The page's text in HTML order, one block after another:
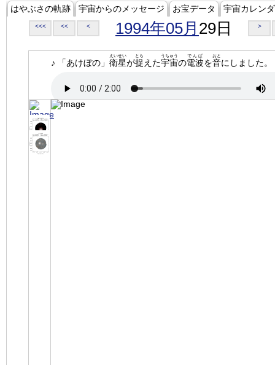
はやぶさの軌跡 宇宙からのメッセージ お宝データ 宇宙カレン
<<< << < 1994年05月 29日 >
♪ 「あけぼの」 衛星
えいせい
が捉
とら
えた宇宙
うちゅう
の電波
でんぱ
を音
おと
にしました。